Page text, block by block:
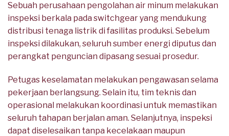
Sebuah perusahaan pengolahan air minum melakukan
inspeksi berkala pada switchgear yang mendukung
distribusi tenaga listrik di fasilitas produksi. Sebelum
inspeksi dilakukan, seluruh sumber energi diputus dan
perangkat penguncian dipasang sesuai prosedur.
Petugas keselamatan melakukan pengawasan selama
pekerjaan berlangsung. Selain itu, tim teknis dan
operasional melakukan koordinasi untuk memastikan
seluruh tahapan berjalan aman. Selanjutnya, inspeksi
dapat diselesaikan tanpa kecelakaan maupun